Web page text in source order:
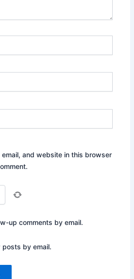
email, and website in this browser
up comments by email.
posts by email.